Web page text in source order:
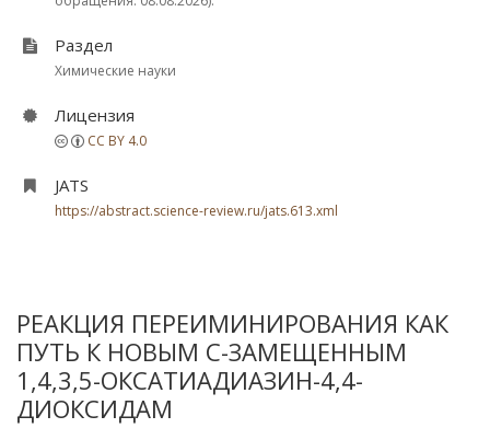
Раздел
Химические науки
Лицензия
CC BY 4.0
JATS
https://abstract.science-review.ru/jats.613.xml
РЕАКЦИЯ ПЕРЕИМИНИРОВАНИЯ КАК
ПУТЬ К НОВЫМ С-ЗАМЕЩЕННЫМ
1,4,3,5-ОКСАТИАДИАЗИН-4,4-
ДИОКСИДАМ